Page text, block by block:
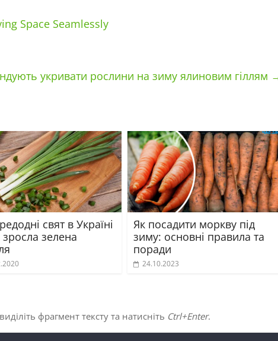
Space Seamlessly
укривати рослини на зиму ялиновим гіллям
свят в Україні
зросла зелена
Як посадити моркву під
зиму: основні правила та
поради
24.10.2023
фрагмент тексту та натисніть Ctrl+Enter.